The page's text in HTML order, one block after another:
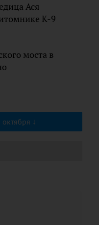
Ася
К-9
моста в